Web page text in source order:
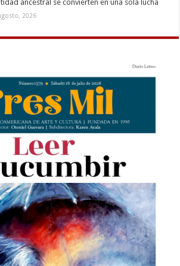
ancestral se convierten en una sola lucha
2026